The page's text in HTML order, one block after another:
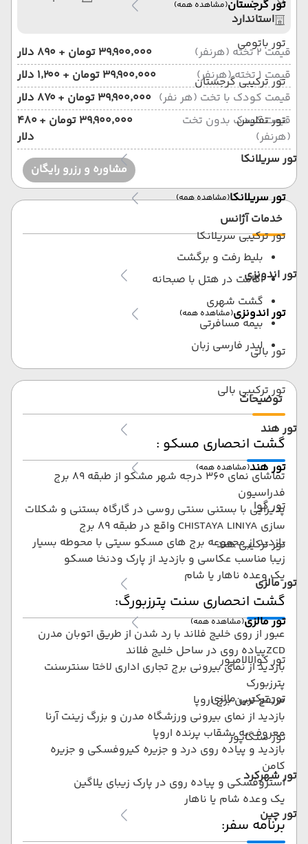
تور گرجستان(مشاهده همه)
تور باتومی
تور ترکیبی گرجستان
تور تفلیس
تور سریلانکا
تور سریلانکا(مشاهده همه)
تور ترکیبی سریلانکا
تور اندونزی
تور اندونزی(مشاهده همه)
تور بالی
تور ترکیبی بالی
تور هند
تور هند(مشاهده همه)
تور گوا
تور ترکیبی هند
تور مالزی
تور مالزی(مشاهده همه)
تور کوالالامپور
تور ترکیبی مالزی
تور سنگاپور
تور شهرکرد
تور چین
استاندارد
قیمت 2 تخته (هرنفر)
۳۹٬۹۰۰٬۰۰۰ تومان + ۸۹۰ دلار
قیمت 1 تخته (هرنفر)
۳۹٬۹۰۰٬۰۰۰ تومان + ۱٬۲۰۰ دلار
قیمت کودک با تخت (هر نفر) ۳۹٬۹۰۰٬۰۰۰ تومان + ۸۷۰ دلار
قیمت کودک بدون تخت
(هرنفر)
۳۹٬۹۰۰٬۰۰۰ تومان + ۴۸۰
دلار
مشاوره و رزرو رایگان
خدمات آژانس
بلیط رفت و برگشت
اقامت در هتل با صبحانه
گشت شهری
بیمه مسافرتی
لیدر فارسی زبان
توضیحات
گشت انحصاری مسکو :
تماشای نمای 360 درجه شهر مشکو از طبقه 89 برج
فدراسیون
پذیرایی با بستنی سنتی روسی در گارگاه بستنی و شکلات
سازی CHISTAYA LINIYA واقع در طبقه 89 برج
بازدید از مجموعه برج های مسکو سیتی با محوطه بسیار
زیبا مناسب عکاسی و بازدید از پارک ودنخا مسکو
یک وعده ناهار یا شام
گشت انحصاری سنت پترزبورگ:
عبور از روی خلیج فلاند با رد شدن از طریق اتوبان مدرن
ZCDپیاده روی در ساحل خلیج فلاند
بازدید از نمای بیرونی برج تجاری اداری لاختا سنترسنت
پترزبورک
مرتفع ترین برج اروپا
بازدید از نمای بیرونی ورزشگاه مدرن و بزرگ زینت آرنا
معروف به بشقاب پرنده اروپا
بازدید و پیاده روی درد و جزیره کیروفسکی و جزیره
کامن
استروفسکی و پیاده روی در پارک زیبای یلاگین
یک وعده شام یا ناهار
برنامه سفر: